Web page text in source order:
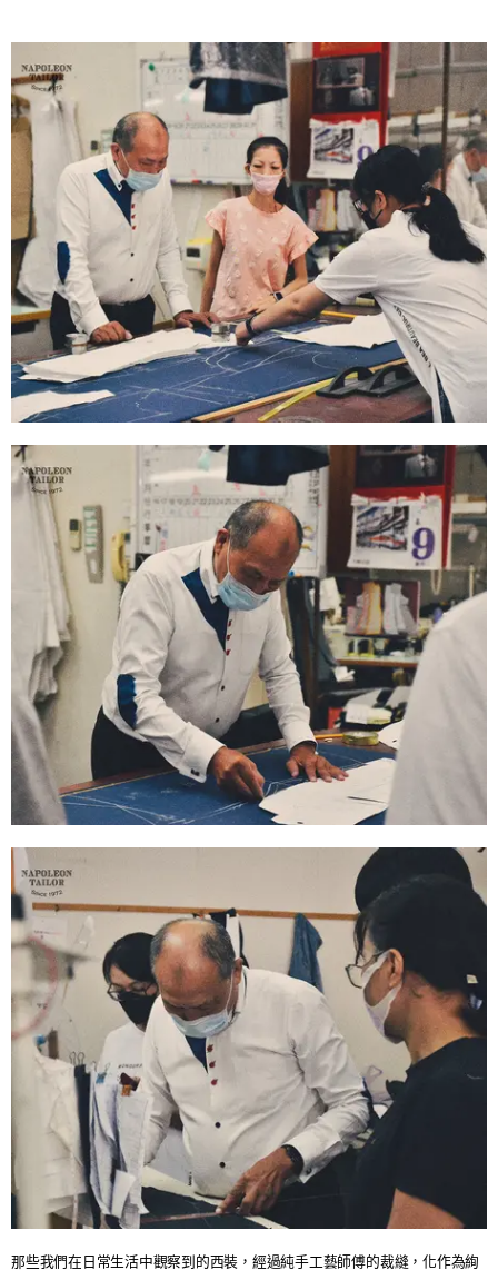
那些我們在日常生活中觀察到的西裝，經過純手工藝師傅的裁縫，化作為絢